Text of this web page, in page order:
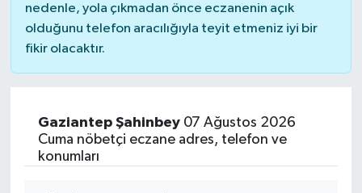
nedenle, yola çıkmadan önce eczanenin açık
olduğunu telefon aracılığıyla teyit etmeniz iyi bir
fikir olacaktır.
Gaziantep Şahinbey07 Ağustos 2026
Cuma nöbetçi eczane adres, telefon ve
konumları